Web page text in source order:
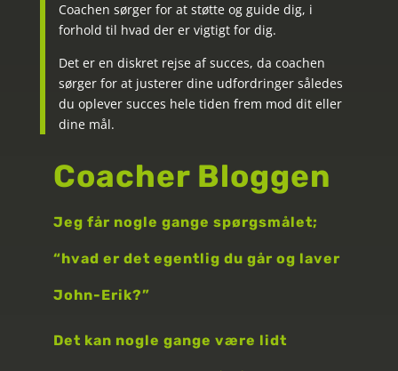
Coachen sørger for at støtte og guide dig, i
forhold til hvad der er vigtigt for dig.
Det er en diskret rejse af succes, da coachen
sørger for at justerer dine udfordringer således
du oplever succes hele tiden frem mod dit eller
dine mål.
Coacher Bloggen
Jeg får nogle gange spørgsmålet;
“hvad er det egentlig du går og laver
John-Erik?”
Det kan nogle gange være lidt